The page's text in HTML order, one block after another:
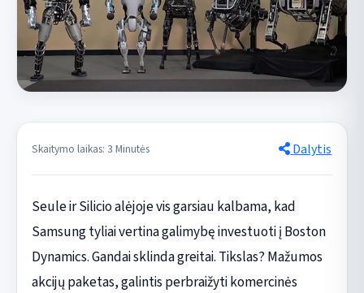
Skaitymo laikas: 3 Minutės Dalytis
Seule ir Silicio alėjoje vis garsiau kalbama, kad
Samsung tyliai vertina galimybę investuoti į Boston
Dynamics. Gandai sklinda greitai. Tikslas? Mažumos
akcijų paketas, galintis perbraižyti komercinės